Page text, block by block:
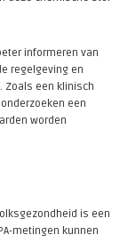
informeren van
regelgeving en
Zoals een klinisch
een
worden
is een
metingen kunnen